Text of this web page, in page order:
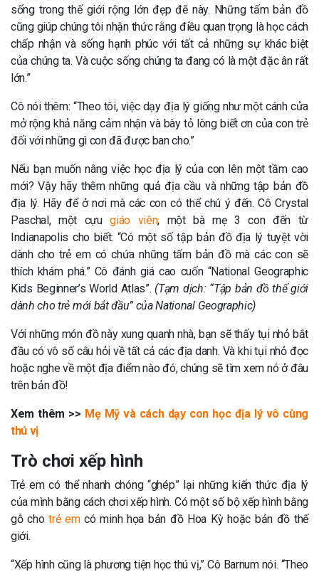
sống trong thế giới rộng lớn đẹp đẽ này. Những tấm bản đồ
cũng giúp chúng tôi nhận thức rằng điều quan trọng là học cách
chấp nhận và sống hạnh phúc với tất cả những sự khác biệt
của chúng ta. Và cuộc sống chúng ta đang có là một đặc ân rất
lớn.”
Cô nói thêm: “Theo tôi, việc dạy địa lý giống như một cánh cửa
mở rộng khả năng cảm nhận và bày tỏ lòng biết ơn của con trẻ
đối với những gì con đã được ban cho.”
Nếu bạn muốn nâng việc học địa lý của con lên một tầm cao
mới? Vậy hãy thêm những quả địa cầu và những tập bản đồ
địa lý. Hãy để ở nơi mà các con có thể chú ý đến. Cô Crystal
Paschal, một cựugiáo viên, một bà mẹ 3 con đến từ
Indianapolis cho biết: “Có một số tập bản đồ địa lý tuyệt vời
dành cho trẻ em có chứa những tấm bản đồ mà các con sẽ
thích khám phá.” Cô đánh giá cao cuốn “National Geographic
Kids Beginner’s World Atlas”. (Tạm dịch: “Tập bản đồ thế giới
dành cho trẻ mới bắt đầu” của National Geographic)
Với những món đồ này xung quanh nhà, bạn sẽ thấy tụi nhỏ bắt
đầu có vô số câu hỏi về tất cả các địa danh. Và khi tụi nhỏ đọc
hoặc nghe về một địa điểm nào đó, chúng sẽ tìm xem nó ở đâu
trên bản đồ!
Xem thêm >> Mẹ Mỹ và cách dạy con học địa lý vô cùng
thú vị
Trò chơi xếp hình
Trẻ em có thể nhanh chóng “ghép” lại những kiến ​​thức địa lý
của mình bằng cách chơi xếp hình. Có một số bộ xếp hình bằng
gỗ chotrẻ emcó minh họa bản đồ Hoa Kỳ hoặc bản đồ thế
giới.
“Xếp hình cũng là phương tiện học thú vị,” Cô Barnum nói. “Theo